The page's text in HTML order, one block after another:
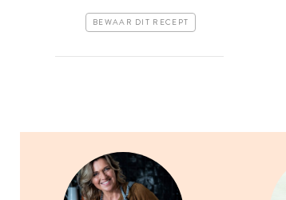
BEWAAR DIT RECEPT